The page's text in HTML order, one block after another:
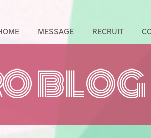
MESSAGE RECRUIT
BLOG